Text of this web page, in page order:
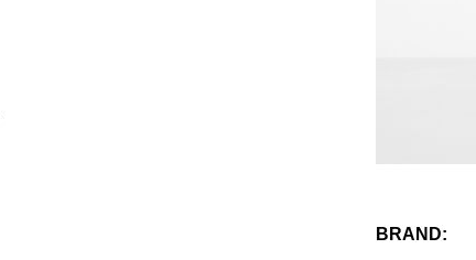
BRAND: